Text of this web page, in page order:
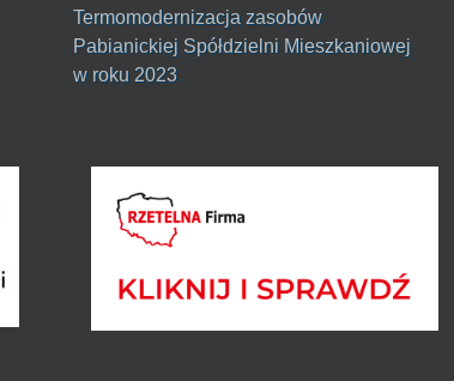
Termomodernizacja zasobów
Pabianickiej Spółdzielni Mieszkaniowej
w roku 2023